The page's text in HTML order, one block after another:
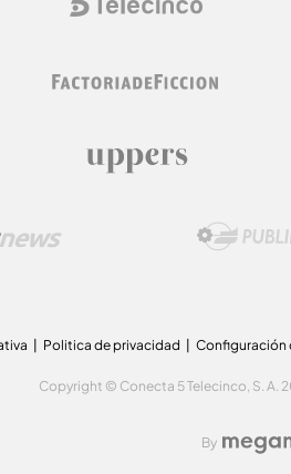
Politica de privacidad Configuración
Copyright © Conecta 5 Telecinco, S. A.
By